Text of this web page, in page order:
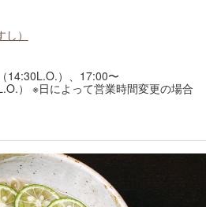
）
14:30L.O.）、17:00〜
） ※日によって営業時間変更の場合